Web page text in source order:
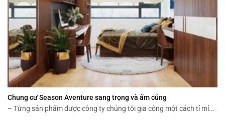
Chung cư Season Aventure sang trọng và ấm cúng
– Từng sản phẩm được công ty chúng tôi gia công một cách tỉ mỉ...